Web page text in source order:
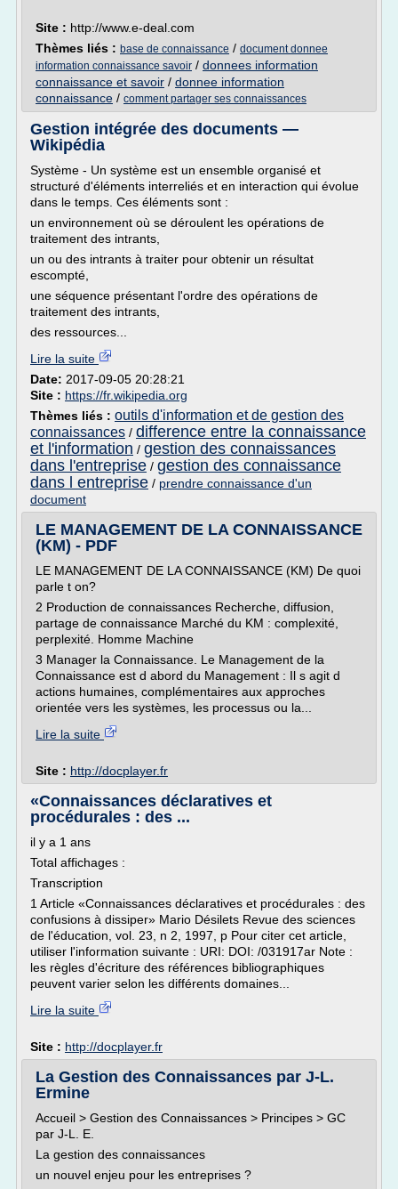
Site : http://www.e-deal.com
Thèmes liés : base de connaissance / document donnee
information connaissance savoir / donnees information
connaissance et savoir / donnee information
connaissance / comment partager ses connaissances
Gestion intégrée des documents —
Wikipédia
Système - Un système est un ensemble organisé et
structuré d'éléments interreliés et en interaction qui évolue
dans le temps. Ces éléments sont :
un environnement où se déroulent les opérations de
traitement des intrants,
un ou des intrants à traiter pour obtenir un résultat
escompté,
une séquence présentant l'ordre des opérations de
traitement des intrants,
des ressources...
Lire la suite
Date: 2017-09-05 20:28:21
Site : https://fr.wikipedia.org
Thèmes liés : outils d'information et de gestion des
connaissances / difference entre la connaissance
et l'information / gestion des connaissances
dans l'entreprise / gestion des connaissance
dans l entreprise / prendre connaissance d'un
document
LE MANAGEMENT DE LA CONNAISSANCE
(KM) - PDF
LE MANAGEMENT DE LA CONNAISSANCE (KM) De quoi
parle t on?
2 Production de connaissances Recherche, diffusion,
partage de connaissance Marché du KM : complexité,
perplexité. Homme Machine
3 Manager la Connaissance. Le Management de la
Connaissance est d abord du Management : Il s agit d
actions humaines, complémentaires aux approches
orientée vers les systèmes, les processus ou la...
Lire la suite
Site : http://docplayer.fr
«Connaissances déclaratives et
procédurales : des ...
il y a 1 ans
Total affichages :
Transcription
1 Article «Connaissances déclaratives et procédurales : des
confusions à dissiper» Mario Désilets Revue des sciences
de l'éducation, vol. 23, n 2, 1997, p Pour citer cet article,
utiliser l'information suivante : URI: DOI: /031917ar Note :
les règles d'écriture des références bibliographiques
peuvent varier selon les différents domaines...
Lire la suite
Site : http://docplayer.fr
La Gestion des Connaissances par J-L.
Ermine
Accueil > Gestion des Connaissances > Principes > GC
par J-L. E.
La gestion des connaissances
un nouvel enjeu pour les entreprises ?